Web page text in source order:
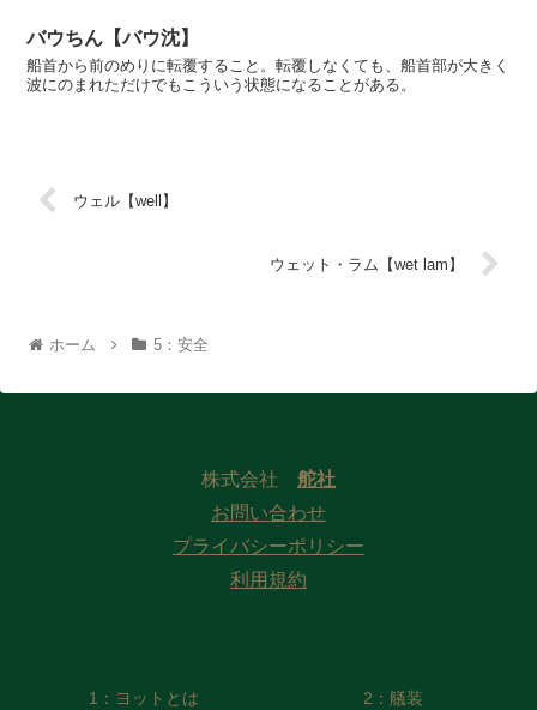
バウちん【バウ沈】
船首から前のめりに転覆すること。転覆しなくても、船首部が大きく
波にのまれただけでもこういう状態になることがある。
ウェル【well】
ウェット・ラム【wet lam】
ホーム 5：安全
株式会社 舵社
お問い合わせ
プライバシーポリシー
利用規約
1：ヨットとは 2：艤装